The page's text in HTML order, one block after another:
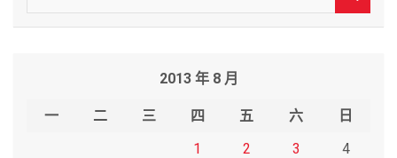
e
2013 年 8 月
一 二 三 四 五 六
日
1
2 3
4